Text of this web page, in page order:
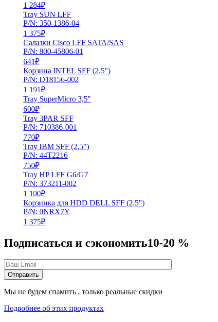
1 284₽
Tray SUN LFF
P/N: 350-1386-04
1 375₽
Салазки Cisco LFF SATA/SAS
P/N: 800-45806-01
641₽
Корзина INTEL SFF (2,5")
P/N: D18156-002
1 191₽
Tray SuperMicro 3,5"
600₽
Tray 3PAR SFF
P/N: 710386-001
770₽
Tray IBM SFF (2,5")
P/N: 44T2216
750₽
Tray HP LFF G6/G7
P/N: 373211-002
1 100₽
Корзинка для HDD DELL SFF (2,5")
P/N: 0NRX7Y
1 375₽
Подписаться и сэкономить10-20 %
Мы не будем спамить , только реальные скидки
Подробнее об этих продуктах